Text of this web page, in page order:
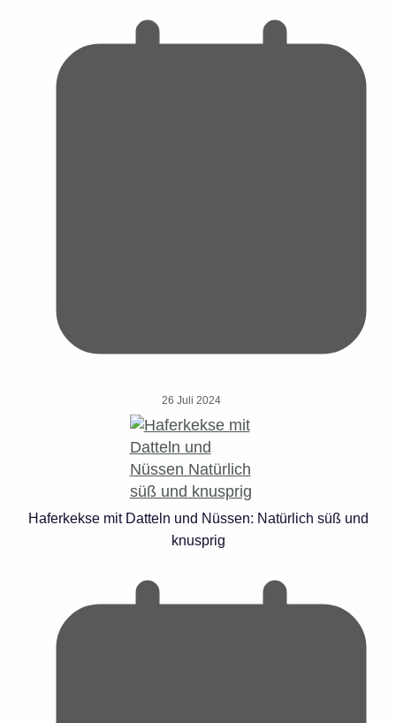
26 Juli 2024
Haferkekse mit Datteln und Nüssen: Natürlich süß und
knusprig